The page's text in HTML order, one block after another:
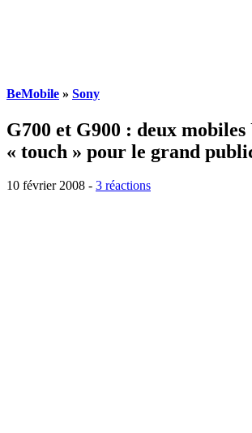
BeMobile » Sony
G700 et G900 : deux
« touch » pour le grand
10 février 2008 - 3 réactions